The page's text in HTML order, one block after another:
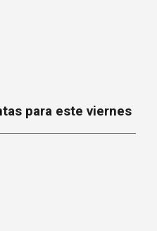
para este viernes